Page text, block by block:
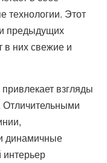
технологии. Этот
предыдущих
в них свежие и
взгляды
Отличительными
динамичные